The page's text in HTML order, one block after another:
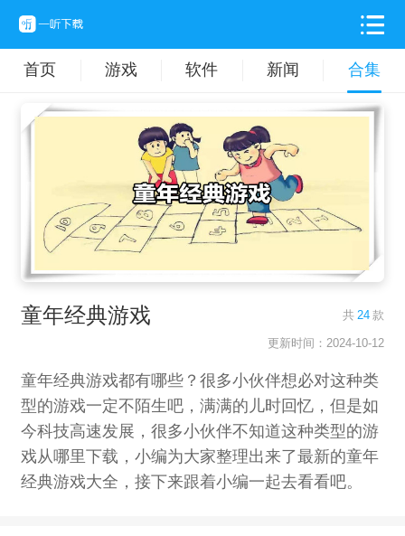
首页 游戏 软件 新闻 合集
童年经典游戏 共 24 款
更新时间：2024-10-12
童年经典游戏都有哪些？很多小伙伴想必对这种类
型的游戏一定不陌生吧，满满的儿时回忆，但是如
今科技高速发展，很多小伙伴不知道这种类型的游
戏从哪里下载，小编为大家整理出来了最新的童年
经典游戏大全，接下来跟着小编一起去看看吧。